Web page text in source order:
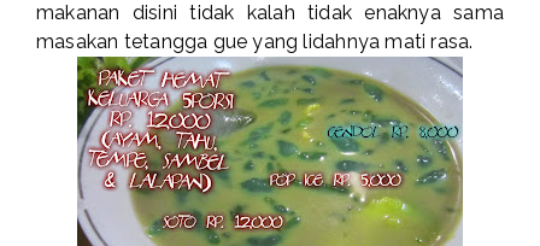
makanan disini tidak kalah tidak enaknya sama
masakan tetangga gue yang lidahnya mati rasa.